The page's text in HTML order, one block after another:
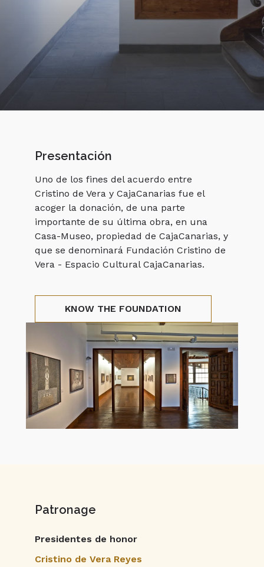
Presentación
Uno de los fines del acuerdo entre
Cristino de Vera y CajaCanarias fue el
acoger la donación, de una parte
importante de su última obra, en una
Casa-Museo, propiedad de CajaCanarias, y
que se denominará Fundación Cristino de
Vera - Espacio Cultural CajaCanarias.
KNOW THE FOUNDATION
Patronage
Presidentes de honor
Cristino de Vera Reyes